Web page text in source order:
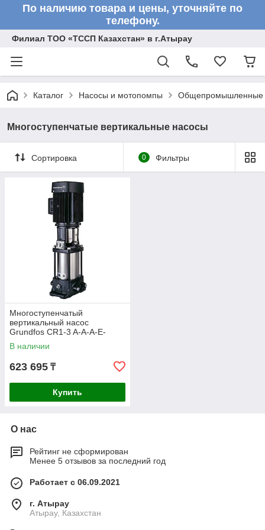
По наличию товара и цены, уточняйте по
телефону.
Филиал ТОО «ТССП Казахстан» в г.Атырау
Каталог Насосы и мотопомпы Общепромышленные
Многоступенчатые вертикальные насосы
Сортировка 0 Фильтры
Многоступенчатый
вертикальный насос
Grundfos CR1-3 A-A-A-E-
HQQE 96516170
В наличии
623 695 ₸
Купить
О нас
Рейтинг не сформирован
Менее 5 отзывов за последний год
Работает с 06.09.2021
г. Атырау
Атырау, Казахстан